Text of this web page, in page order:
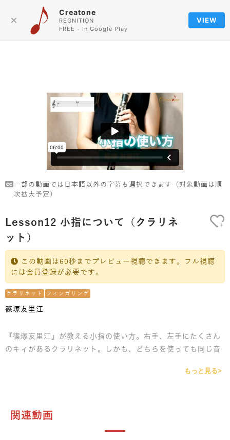
×
Creatone
REGNITION
FREE - In Google Play
VIEW
Lesson12 小指について（クラリネ
ット）
この動画は60秒までプレビュー視聴できます。フル視聴
には会員登録が必要です。
クラリネット フィンガリング
篠塚友里江
+
一部の動画では日本語以外の字幕も選択できます（対象動画は順
次拡大予定）
『篠塚友里江』が教える小指の使い方。右手、左手にたくさん
のキィがあるクラリネット。しかも、どちらを使っても同じ音
レクチャーします。様々なパターンを例に出し検証していきま
もっと見る>
関連動画